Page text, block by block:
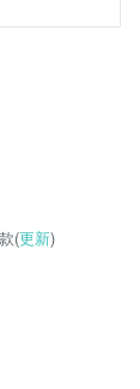
(更新)